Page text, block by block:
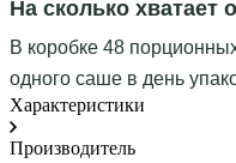
На сколько хватает
В коробке 48
одного саше в день
Характеристики
Производитель